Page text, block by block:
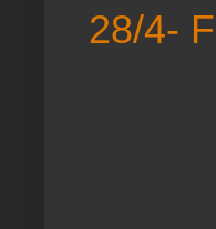
28/4-